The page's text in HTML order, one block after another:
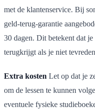
met de klantenservice. Bij
geld-terug-garantie
30 dagen. Dit betekent dat
terugkrijgt als je niet
Extra kosten Let op dat je
om de lessen te kunnen
eventuele fysieke